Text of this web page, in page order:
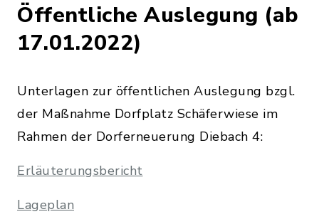
Öffentliche Auslegung (ab
17.01.2022)
Unterlagen zur öffentlichen Auslegung bzgl.
der Maßnahme Dorfplatz Schäferwiese im
Rahmen der Dorferneuerung Diebach 4:
Erläuterungsbericht
Lageplan